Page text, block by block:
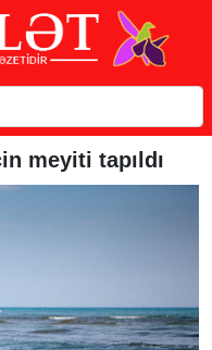
meyiti tapıldı